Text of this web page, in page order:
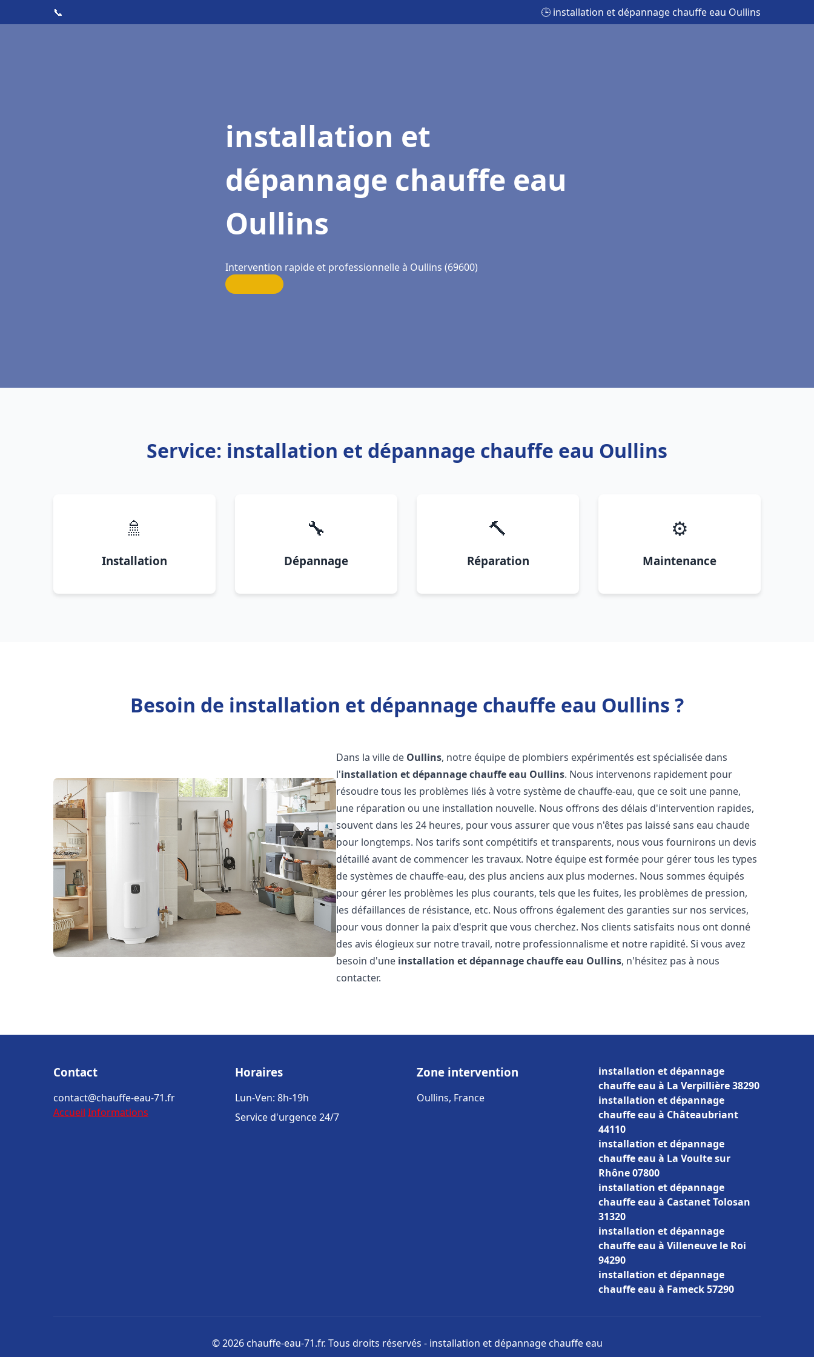
📞 🕒 installation et dépannage chauffe eau Oullins
installation et
dépannage chauffe eau
Oullins
Intervention rapide et professionnelle à Oullins (69600)
Service: installation et dépannage chauffe eau Oullins
🚿
Installation
🔧
Dépannage
🔨
Réparation
⚙️
Maintenance
Besoin de installation et dépannage chauffe eau Oullins ?
Dans la ville de Oullins, notre équipe de plombiers expérimentés est spécialisée dans
l'installation et dépannage chauffe eau Oullins. Nous intervenons rapidement pour
résoudre tous les problèmes liés à votre système de chauffe-eau, que ce soit une panne,
une réparation ou une installation nouvelle. Nous offrons des délais d'intervention rapides,
souvent dans les 24 heures, pour vous assurer que vous n'êtes pas laissé sans eau chaude
pour longtemps. Nos tarifs sont compétitifs et transparents, nous vous fournirons un devis
détaillé avant de commencer les travaux. Notre équipe est formée pour gérer tous les types
de systèmes de chauffe-eau, des plus anciens aux plus modernes. Nous sommes équipés
pour gérer les problèmes les plus courants, tels que les fuites, les problèmes de pression,
les défaillances de résistance, etc. Nous offrons également des garanties sur nos services,
pour vous donner la paix d'esprit que vous cherchez. Nos clients satisfaits nous ont donné
des avis élogieux sur notre travail, notre professionnalisme et notre rapidité. Si vous avez
besoin d'une installation et dépannage chauffe eau Oullins, n'hésitez pas à nous
contacter.
Contact
contact@chauffe-eau-71.fr
Accueil Informations
Horaires
Lun-Ven: 8h-19h
Service d'urgence 24/7
Zone intervention
Oullins, France
installation et dépannage
chauffe eau à La Verpillière 38290
installation et dépannage
chauffe eau à Châteaubriant
44110
installation et dépannage
chauffe eau à La Voulte sur
Rhône 07800
installation et dépannage
chauffe eau à Castanet Tolosan
31320
installation et dépannage
chauffe eau à Villeneuve le Roi
94290
installation et dépannage
chauffe eau à Fameck 57290
© 2026 chauffe-eau-71.fr. Tous droits réservés - installation et dépannage chauffe eau